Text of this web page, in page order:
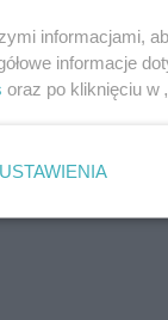
ogromne
i
informacjami,
informacje
oraz po kliknięciu w
USTAWIENIA